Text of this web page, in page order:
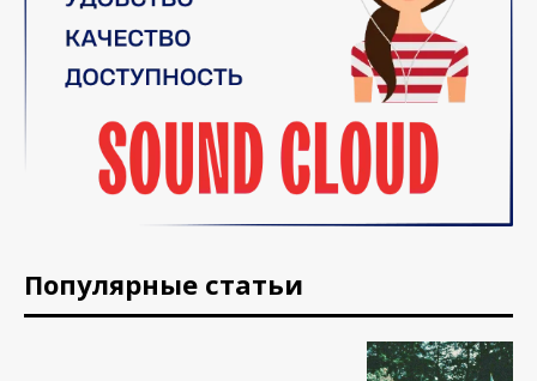
Популярные статьи